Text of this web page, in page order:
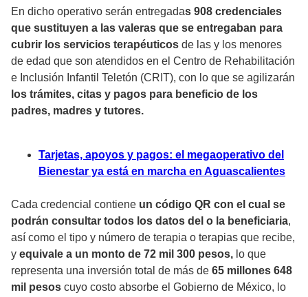
En dicho operativo serán entregadas 908 credenciales
que sustituyen a las valeras que se entregaban para
cubrir los servicios terapéuticos de las y los menores
de edad que son atendidos en el Centro de Rehabilitación
e Inclusión Infantil Teletón (CRIT), con lo que se agilizarán
los trámites, citas y pagos para beneficio de los
padres, madres y tutores.
Tarjetas, apoyos y pagos: el megaoperativo del
Bienestar ya está en marcha en Aguascalientes
Cada credencial contiene un código QR con el cual se
podrán consultar todos los datos del o la beneficiaria,
así como el tipo y número de terapia o terapias que recibe,
y equivale a un monto de 72 mil 300 pesos, lo que
representa una inversión total de más de 65 millones 648
mil pesos cuyo costo absorbe el Gobierno de México, lo